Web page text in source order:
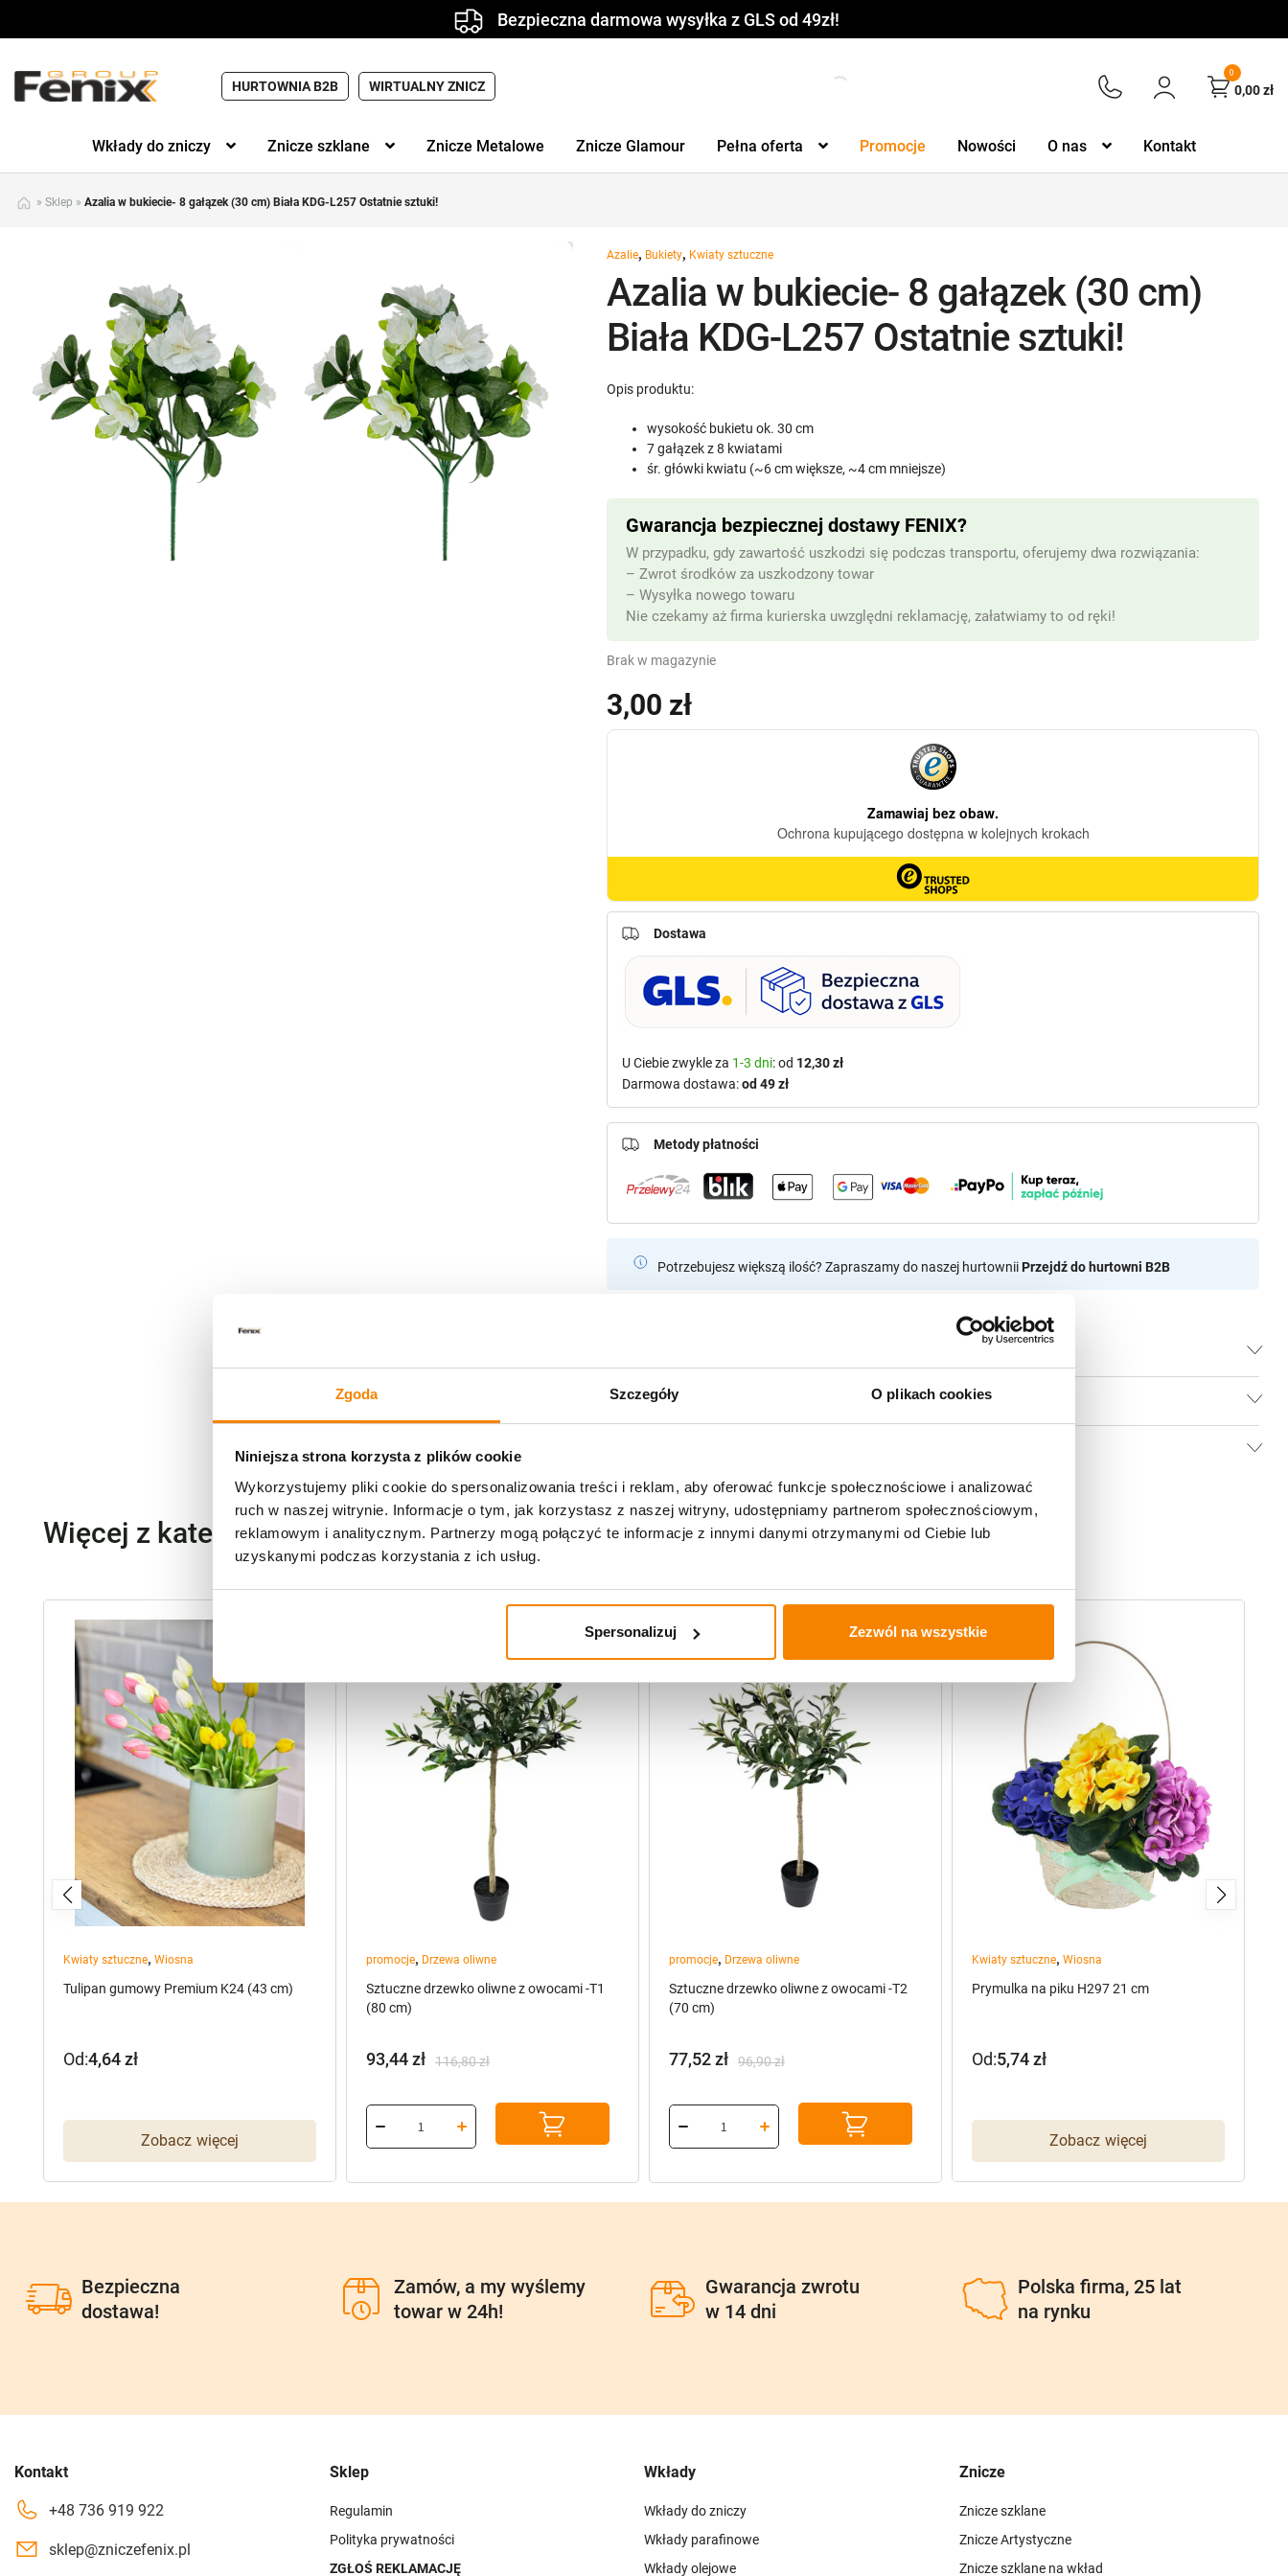
Zgoda Szczegóły O plikach cookies
Niniejsza strona korzysta z plików cookie
Wykorzystujemy pliki cookie do spersonalizowania treści i reklam, aby oferować funkcje społecznościowe i analizować
ruch w naszej witrynie. Informacje o tym, jak korzystasz z naszej witryny, udostępniamy partnerom społecznościowym,
reklamowym i analitycznym. Partnerzy mogą połączyć te informacje z innymi danymi otrzymanymi od Ciebie lub
uzyskanymi podczas korzystania z ich usług.
Spersonalizuj Zezwól na wszystkie
Bezpieczna darmowa wysyłka z GLS od 49zł!
HURTOWNIA B2B WIRTUALNY ZNICZ
0
0,00zł
Wkłady do zniczy Znicze szklane Znicze Metalowe Znicze Glamour Pełna oferta Promocje Nowości O nas Kontakt
» Sklep » Azalia w bukiecie- 8 gałązek (30 cm) Biała KDG-L257 Ostatnie sztuki!
Azalie, Bukiety, Kwiaty sztuczne
Azalia w bukiecie- 8 gałązek (30 cm)
Biała KDG-L257 Ostatnie sztuki!
3,00 zł
Opis produktu:
wysokość bukietu ok. 30 cm
7 gałązek z 8 kwiatami
śr. główki kwiatu (~6 cm większe, ~4 cm mniejsze)
Brak w magazynie
Gwarancja bezpiecznej dostawy FENIX?
W przypadku, gdy zawartość uszkodzi się podczas transportu, oferujemy dwa rozwiązania:
– Zwrot środków za uszkodzony towar
– Wysyłka nowego towaru
Nie czekamy aż firma kurierska uwzględni reklamację, załatwiamy to od ręki!
Potrzebujesz większą ilość? Zapraszamy do naszej hurtowniiPrzejdź do hurtowni B2B
Dostawa
U Ciebie zwykle za 1-3 dni: od 12,30 zł
Darmowa dostawa:od 49 zł
Metody płatności
Specyfikacja
Więcej z kategorii Kwiaty sztuczne
Kwiaty sztuczne, Wiosna
Tulipan gumowy Premium K24 (43 cm)
Zobacz więcej
Od:4,64zł
promocje, Drzewa oliwne
Sztuczne drzewko oliwne z owocami -T1
(80 cm)
116,80zł
cena
wynosiła:
116,80 zł.
93,44zł
cena
wynosi:
93,44 zł.
promocje, Drzewa oliwne
Sztuczne drzewko oliwne z owocami -T2
(70 cm)
96,90zł
cena
wynosiła:
96,90 zł.
77,52zł
cena
wynosi:
77,52 zł.
Kwiaty sztuczne, Wiosna
Prymulka na piku H297 21 cm
Zobacz więcej
Od:5,74zł
Bezpieczna
dostawa!
Zamów, a my wyślemy
towar w 24h!
Gwarancja zwrotu
w 14 dni
Polska firma, 25 lat
na rynku
Kontakt
+48 736 919 922
sklep@zniczefenix.pl
Sklep
Regulamin
Polityka prywatności
ZGŁOŚ REKLAMACJĘ
Wkłady
Wkłady do zniczy
Wkłady parafinowe
Wkłady olejowe
Znicze
Znicze szklane
Znicze Artystyczne
Znicze szklane na wkład